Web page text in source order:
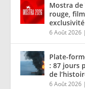
Mostra de
rouge,
exclusivité
6 Août 2026
Plate-
: 87 jours
de
6 Août 2026 |